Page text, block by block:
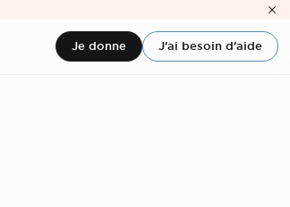
Je donne J'ai besoin d'aide